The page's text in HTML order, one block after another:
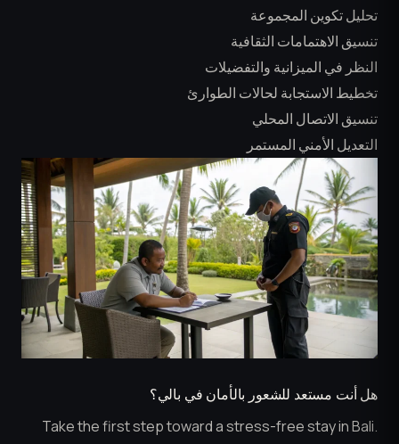
تحليل تكوين المجموعة
تنسيق الاهتمامات الثقافية
النظر في الميزانية والتفضيلات
تخطيط الاستجابة لحالات الطوارئ
تنسيق الاتصال المحلي
التعديل الأمني المستمر
هل أنت مستعد للشعور بالأمان في بالي؟
Take the first step toward a stress-free stay in Bali.